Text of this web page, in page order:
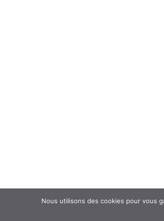
Nous utilisons des cookies pour vous